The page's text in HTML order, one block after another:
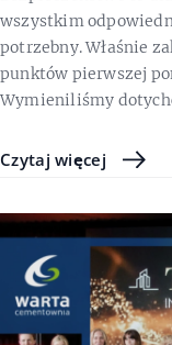
wszystkim
potrzebny. Właśnie
punktów pierwszej
Wymieniliśmy
Czytaj więcej